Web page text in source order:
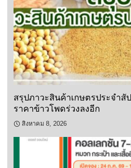
สรุปภาวะสินค้าเกษตรประจำสั
ราคาข้าวโพดร่วงลงอีก
สิงหาคม 8, 2026